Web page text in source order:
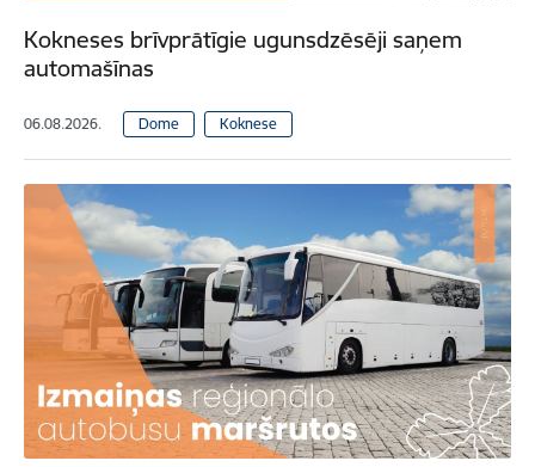
Kokneses brīvprātīgie ugunsdzēsēji saņem
automašīnas
06.08.2026. Dome Koknese